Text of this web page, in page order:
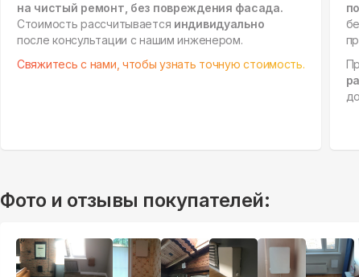
на чистый ремонт, без повреждения фасада.
Стоимость рассчитывается индивидуально
после консультации с нашим инженером.
Свяжитесь с нами, чтобы узнать точную стоимость.
Фото и отзывы покупателей: